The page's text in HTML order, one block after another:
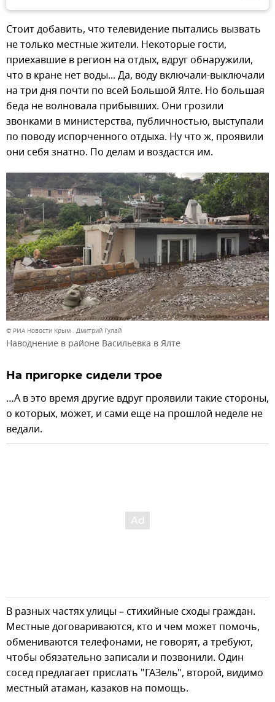
Стоит добавить, что телевидение пытались вызвать
не только местные жители. Некоторые гости,
приехавшие в регион на отдых, вдруг обнаружили,
что в кране нет воды... Да, воду включали-выключали
на три дня почти по всей Большой Ялте. Но большая
беда не волновала прибывших. Они грозили
звонками в министерства, публичностью, выступали
по поводу испорченного отдыха. Ну что ж, проявили
они себя знатно. По делам и воздастся им.
© РИА Новости Крым . Дмитрий Гулай
Наводнение в районе Васильевка в Ялте
На пригорке сидели трое
…А в это время другие вдруг проявили такие стороны,
о которых, может, и сами еще на прошлой неделе не
ведали.
В разных частях улицы – стихийные сходы граждан.
Местные договариваются, кто и чем может помочь,
обмениваются телефонами, не говорят, а требуют,
чтобы обязательно записали и позвонили. Один
сосед предлагает прислать "ГАЗель", второй, видимо
местный атаман, казаков на помощь.